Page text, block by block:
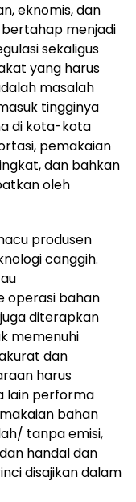
eknomis, dan
menjadi
sekaligus
yang harus
masalah
tingginya
di kota-kota
pemakaian
dan bahkan
oleh
produsen
canggih.
operasi bahan
diterapkan
memenuhi
dan
harus
lain performa
bahan
tanpa emisi,
handal dan
disajikan dalam